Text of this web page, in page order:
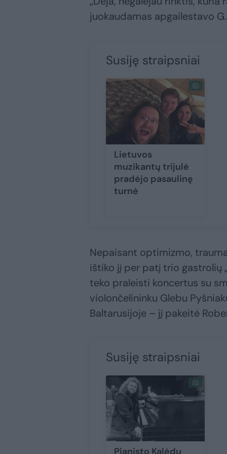
juokaudamas apgailestavo
Susiję straipsniai
Lietuvos
muzikantų trijulė
pradėjo pasaulinę
turnė
Nepaisant optimizmo,
ištiko jį per patį trio gastrolių
teko praleisti koncertus su
violončelininku Glebu
Baltarusijoje – jį pakeitė
Susiję straipsniai
Pianisto Kalėdų